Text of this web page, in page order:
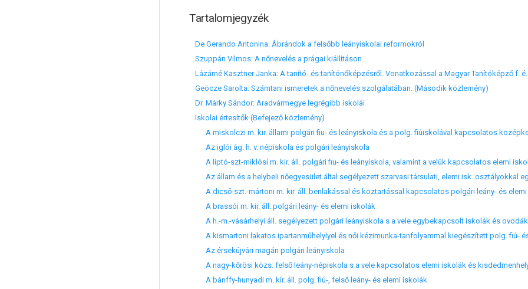
Tartalomjegyzék
De Gerando Antonina: Ábrándok a felsőbb leányiskolai reformokról
Szuppán Vilmos: A nőnevelés a prágai kiállításon
Lázárné Kasztner Janka: A tanító- és tanítónőképzésről. Vonatkozással a Magyar Tanítóképző f.
Geöcze Sarolta: Számtani ismeretek a nőnevelés szolgálatában. (Második közlemény)
Dr. Márky Sándor: Aradvármegye legrégibb iskolái
Iskolai értesítők (Befejező közlemény)
A miskolczi m. kir. állami polgári fiu- és leányiskola és a polg. fiúiskolával kapcsolatos
Az iglói ág. h. v. népiskola és polgári leányiskola
A liptó-szt-miklósi m. kir. áll. polgári fiu- és leányiskola, valamint a velük kapcsolatos elemi
Az állam és a helybeli nőegyesület által segélyezett szarvasi társulati, elemi isk. osztályokkal
A dicső-szt.-mártoni m. kir. áll. benlakással és köztartással kapcsolatos polgári leány- és
A brassói m. kir. áll. polgári leány- és elemi iskolák
A h.-m.-vásárhelyi áll. segélyezett polgári leányiskola s a vele egybekapcsolt iskolák és ovodák
A kismartoni lakatos ipartanműhelylyel és női kézimunka-tanfolyammal kiegészített polg. fiú-
Az érsekújvári magán polgári leányiskola
A nagy-kőrösi közs. felső leány-népiskola s a vele kapcsolatos elemi iskolák és
A bánffy-hunyadi m. kír. áll. polg. fiú-, felső leány- és elemi iskolák